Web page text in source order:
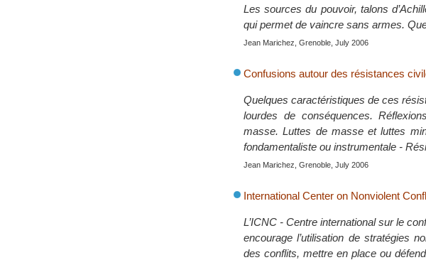
Les sources du pouvoir, talons
qui permet de vaincre sans armes.
Jean Marichez, Grenoble, July 2006
Confusions autour des résistances
Quelques caractéristiques de ces
lourdes de conséquences.
masse. Luttes de masse et luttes
fondamentaliste ou instrumentale -
Jean Marichez, Grenoble, July 2006
International Center on Nonviolent
L’ICNC - Centre international sur le
encourage l’utilisation de stratégies
des conflits, mettre en place ou